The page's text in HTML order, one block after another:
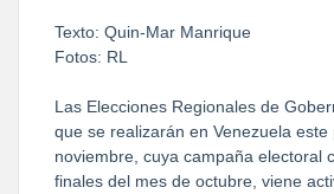
Texto: Quin-Mar Manrique
Fotos: RL
Las Elecciones Regionales de
que se realizarán en Venezuela
noviembre, cuya campaña electoral
finales del mes de octubre, viene